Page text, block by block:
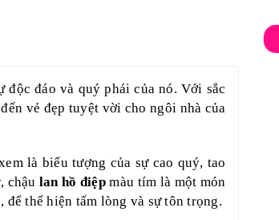
đáo và quý phái của nó. Với sắc
vẻ đẹp tuyệt vời cho ngôi nhà của
là biểu tượng của sự cao quý, tao
chậu lan hồ điệpmàu tím là một món
để thể hiện tấm lòng và sự tôn trọng.